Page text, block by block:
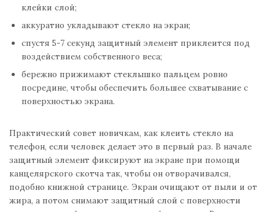
клейки слой;
аккуратно укладывают стекло на экран;
спустя 5-7 секунд защитный элемент приклеится под
воздействием собственного веса;
бережно прижимают стеклышко пальцем ровно
посредине, чтобы обеспечить большее схватывание с
поверхностью экрана.
Практический совет новичкам, как клеить стекло на
телефон, если человек делает это в первый раз. В начале
защитный элемент фиксируют на экране при помощи
канцелярского скотча так, чтобы он отворачивался,
подобно книжной странице. Экран очищают от пыли и от
жира, а потом снимают защитный слой с поверхности